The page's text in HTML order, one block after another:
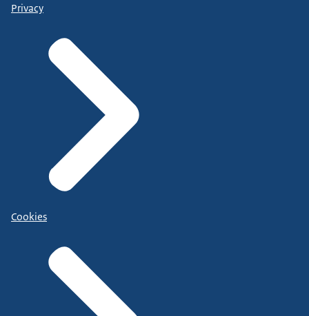
Privacy
Cookies